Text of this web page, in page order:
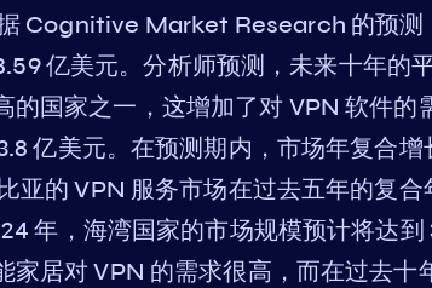
Cognitive Market Research 的预测
亿美元。分析师预测，未来十年的
的国家之一，这增加了对 VPN 软件
亿美元。在预测期内，市场年复合
亚的 VPN 服务市场在过去五年的复
年，海湾国家的市场规模预计将达
家居对 VPN 的需求很高，而在过去十